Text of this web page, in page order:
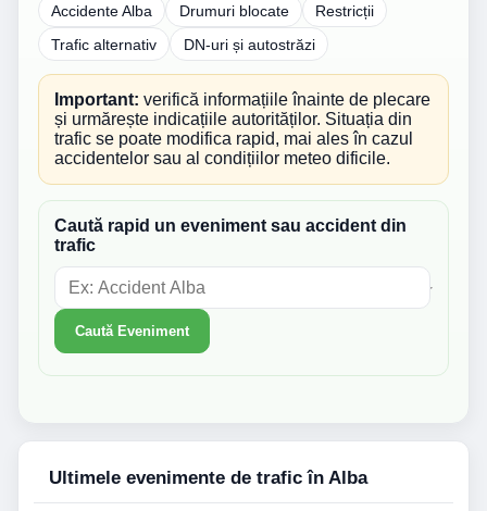
Accidente Alba Drumuri blocate
Restricții
Trafic alternativ
DN-uri și autostrăzi
Important: verifică informațiile înainte de plecare
și urmărește indicațiile autorităților. Situația din
trafic se poate modifica rapid, mai ales în cazul
accidentelor sau al condițiilor meteo dificile.
Caută rapid un eveniment sau accident din
trafic
Caută Eveniment
Ultimele evenimente de trafic în Alba